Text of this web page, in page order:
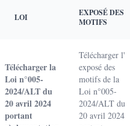
LOI
EXPOSÉ DES
MOTIFS
Télécharger la
Loi n°005-
2024/ALT du
20 avril 2024
portant
Télécharger l'
exposé des
motifs de la
Loi n°005-
2024/ALT du
20 avril 2024